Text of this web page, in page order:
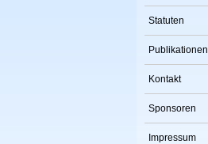
Statuten
Publikationen
Kontakt
Sponsoren
Impressum